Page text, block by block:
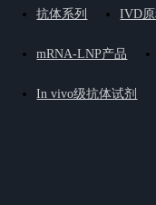
抗体系列 IVD
mRNA-LNP产品
In vivo级抗体试剂